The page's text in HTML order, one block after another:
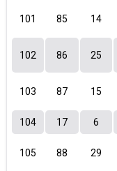
101 85 14
102 86 25
103 87 15
104
17 6
105 88 29